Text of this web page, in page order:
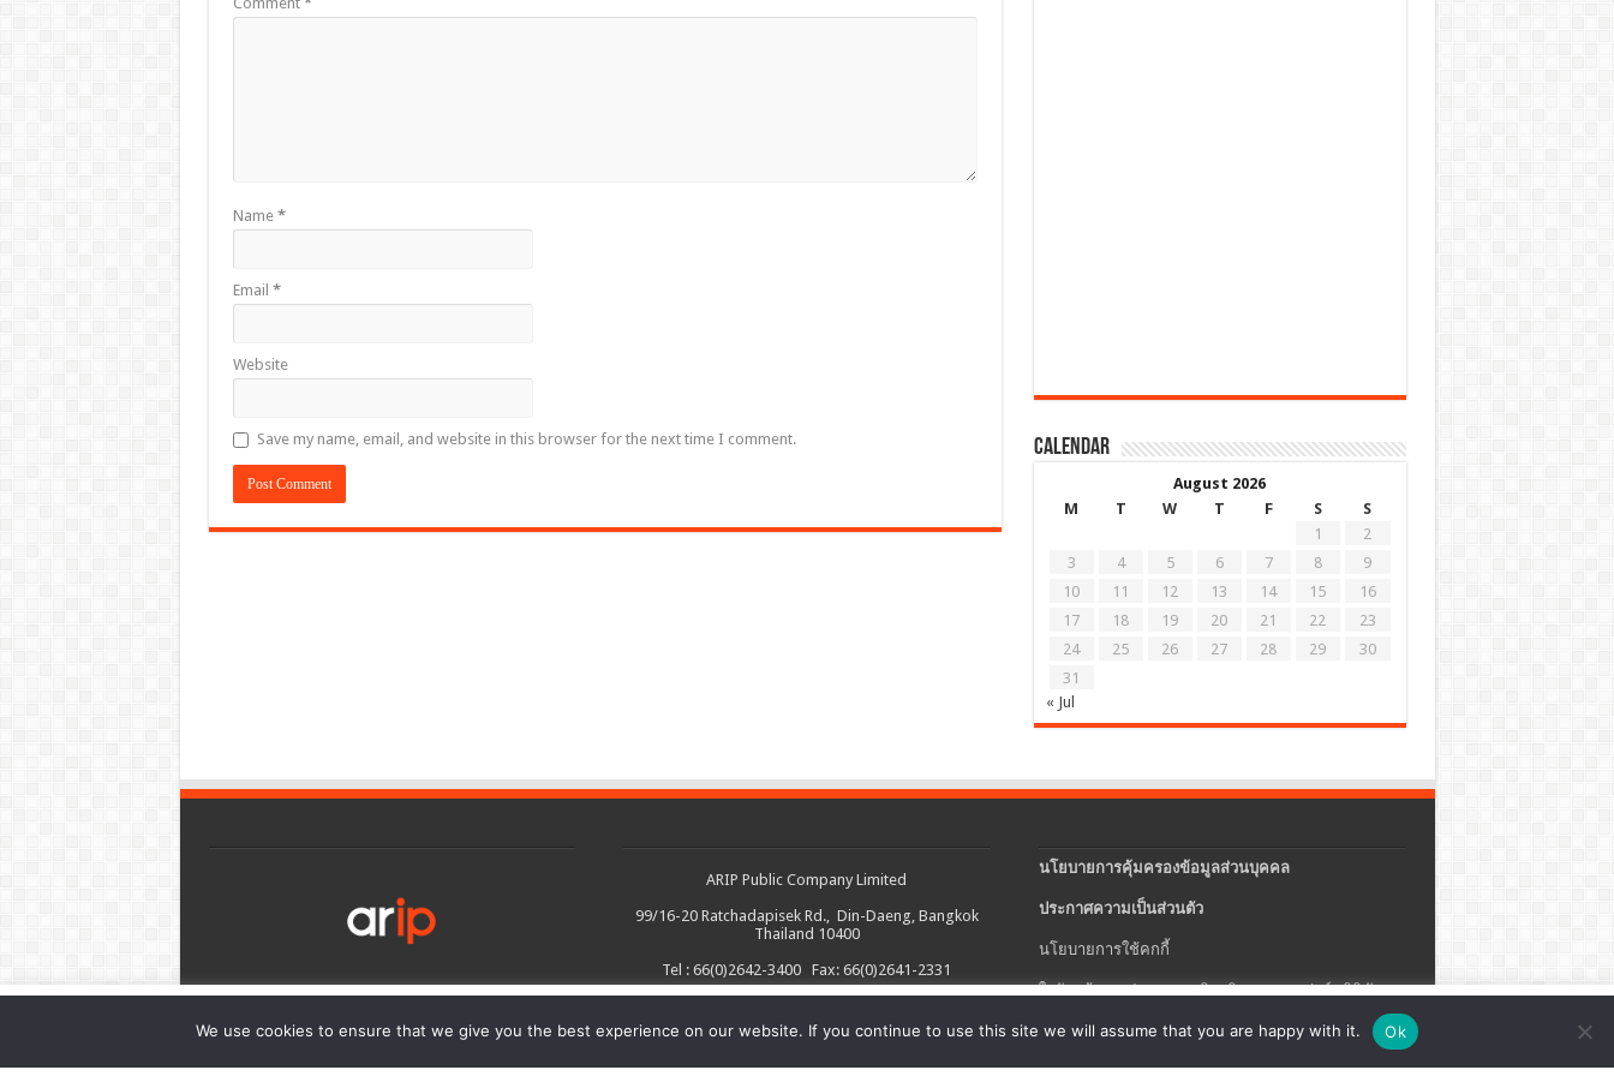
Name *
Email *
Website
Save my name, email, and website in this browser for the next time I comment. Calendar
August 2026
M
T W T F S
S
1
2
3
4 5 6 7 8
9
10
11 12 13 14 15
16
17
18 19 20 21 22
23
24
25 26 27 28 29
30
31
« Jul
ARIP Public Company Limited
99/16-20 Ratchadapisek Rd., Din-Daeng, Bangkok
Thailand 10400
Tel : 66(0)2642-3400 Fax: 66(0)2641-2331
นโยบายการคุ้มครองข้อมูลส่วนบุคคล
ประกาศความเป็นส่วนตัว
นโยบายการใช้คกกี้
ใบรับแจ้งการประกอบธุรกิจบริการแพลตฟอร์มดิจิทัล
นโยบายความปลอดภัยของข้อมูลสารสนเทศ
การนำเสนอเนื้อหาตรงตามความต้องการของท่าน โดยสามารถศึกษารายละเอียดเพิ่มเติมได้ใน นโยบายคุกกี้
We use cookies to ensure that we give you the best experience on our website. If you continue to use this site we will assume that you are happy with it. Ok